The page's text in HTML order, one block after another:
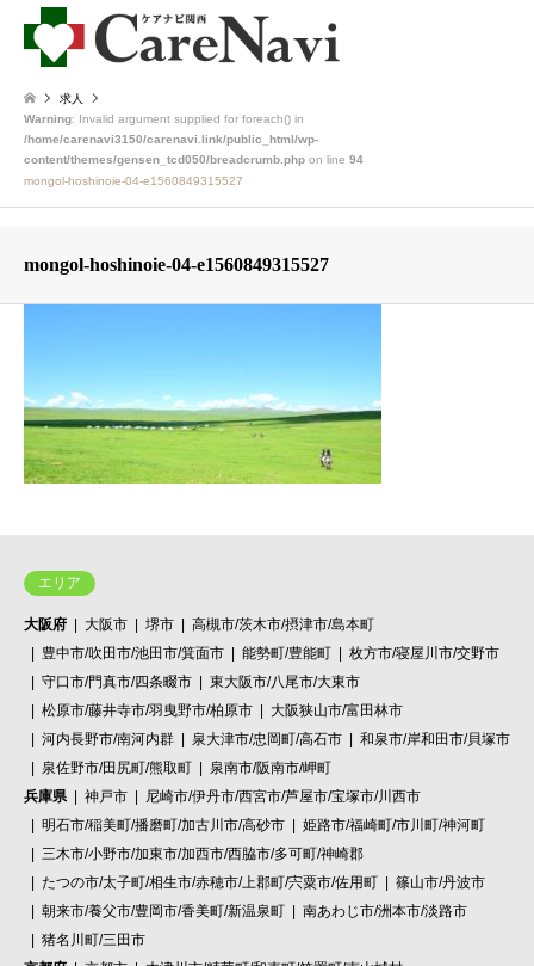
求人
Warning: Invalid argument supplied for foreach() in
/home/carenavi3150/carenavi.link/public_html/wp-
content/themes/gensen_tcd050/breadcrumb.php on line 94
mongol-hoshinoie-04-e1560849315527
mongol-hoshinoie-04-e1560849315527
エリア
大阪府 大阪市 堺市
高槻市/茨木市/摂津市/島本町
豊中市/吹田市/池田市/箕面市
能勢町/豊能町
枚方市/寝屋川市/交野市
守口市/門真市/四条畷市
東大阪市/八尾市/大東市
松原市/藤井寺市/羽曳野市/柏原市
大阪狭山市/富田林市
河内長野市/南河内群
泉大津市/忠岡町/高石市
和泉市/岸和田市/貝塚市
泉佐野市/田尻町/熊取町
泉南市/阪南市/岬町
兵庫県
神戸市
尼崎市/伊丹市/西宮市/芦屋市/宝塚市/川西市
明石市/稲美町/播磨町/加古川市/高砂市
姫路市/福崎町/市川町/神河町
三木市/小野市/加東市/加西市/西脇市/多可町/神崎郡
たつの市/太子町/相生市/赤穂市/上郡町/宍粟市/佐用町
篠山市/丹波市
朝来市/養父市/豊岡市/香美町/新温泉町
南あわじ市/洲本市/淡路市
猪名川町/三田市